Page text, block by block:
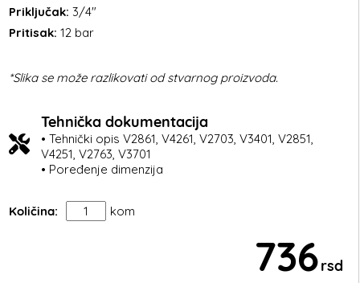
Priključak: 3/4"
Pritisak: 12 bar
*Slika se može razlikovati od stvarnog proizvoda.
Tehnička dokumentacija
• Tehnički opis V2861, V4261, V2703, V3401, V2851,
V4251, V2763, V3701
• Poređenje dimenzija
Količina: kom
736rsd